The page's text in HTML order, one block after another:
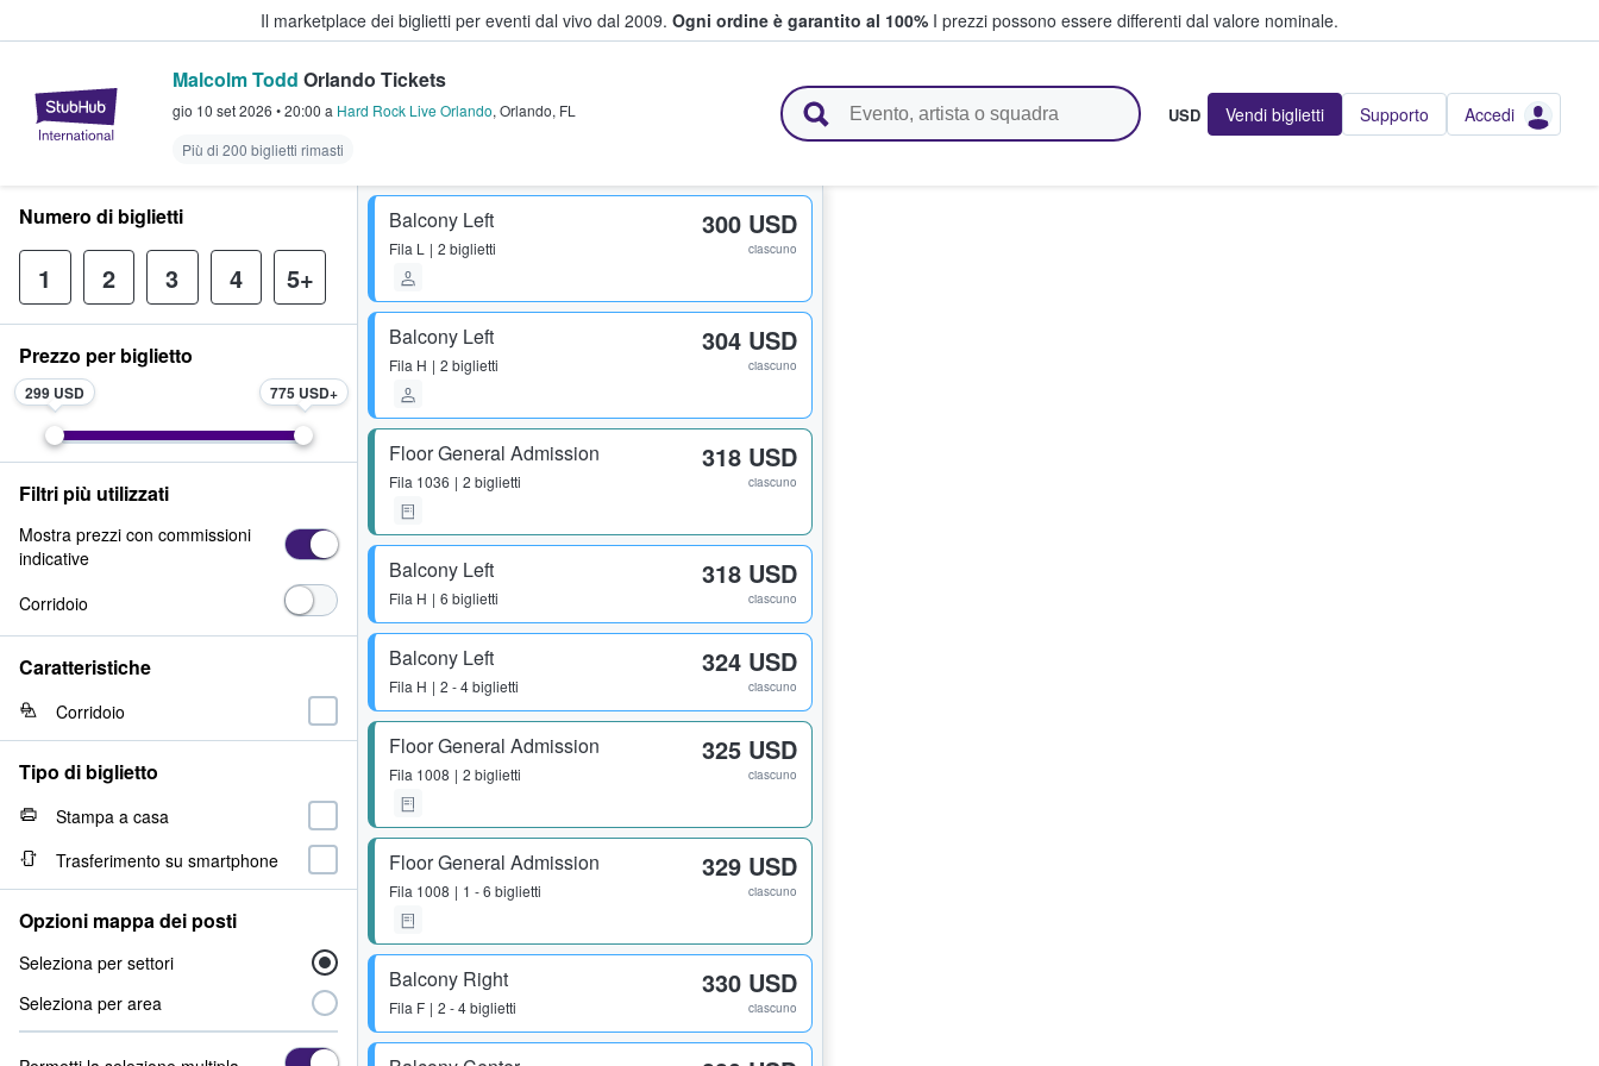
Il marketplace dei biglietti per eventi dal vivo dal 2009. Ogni ordine è garantito al 100% I prezzi possono essere differenti dal valore nominale.
StubHub - Dove i fan comprano e vendono biglietti
Malcolm Todd Orlando Tickets
gio 10 set 2026 •20:00 a Hard Rock Live Orlando, Orlando, FL
Più di 200 biglietti rimasti
USD Vendi biglietti Supporto Accedi
Balcony Left
Fila L 2 biglietti
300 USD
ciascuno
Balcony Left
Fila H 2 biglietti
304 USD
ciascuno
Floor General Admission
Fila 1036 2 biglietti
318 USD
ciascuno
Balcony Left
Fila H 6 biglietti
318 USD
ciascuno
Balcony Left
Fila H 2 - 4 biglietti
324 USD
ciascuno
Floor General Admission
Fila 1008 2 biglietti
325 USD
ciascuno
Floor General Admission
Fila 1008 1 - 6 biglietti
329 USD
ciascuno
Balcony Right
Fila F 2 - 4 biglietti
330 USD
ciascuno
Numero di biglietti
1 2 3 4 5+
Prezzo per biglietto
299 USD 775 USD
Filtri più utilizzati
Mostra prezzi con commissioni
indicative
Corridoio
Caratteristiche
Corridoio
Tipo di biglietto
Stampa a casa
Trasferimento su smartphone
Opzioni mappa dei posti
Seleziona per settori
Seleziona per area